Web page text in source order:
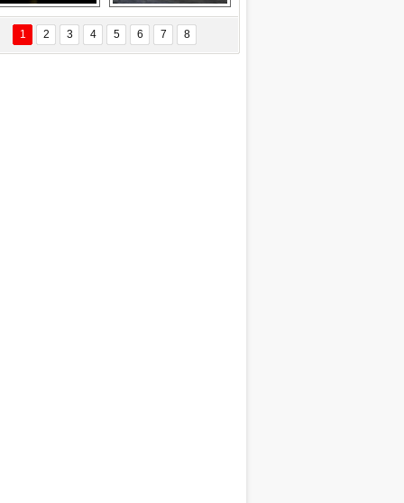
ÖZYANIK
Değişti?
Delta uçağına
yıldırım çarptı
Ford Focus RS
(2015)
1 2 3 4 5 6 7 8